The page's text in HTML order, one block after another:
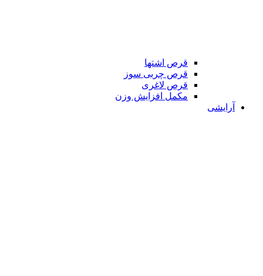
قرص اشتها
قرص چربی سوز
قرص لاغری
مکمل افزایش وزن
آرایشی